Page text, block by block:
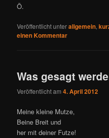
Ö.
Veröffentlicht unterallgemein,
einen Kommentar
Was gesagt
Veröffentlicht am4. April 2012
Meine kleine Mutze,
Beine Breit und
her mit deiner Futze!